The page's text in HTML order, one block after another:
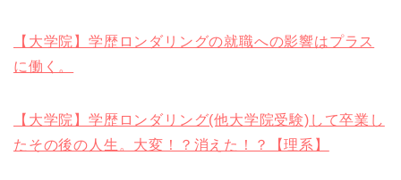
【大学院】学歴ロンダリングの就職への影響はプラス
に働く。
【大学院】学歴ロンダリング(他大学院受験)して卒業し
たその後の人生。大変！？消えた！？【理系】